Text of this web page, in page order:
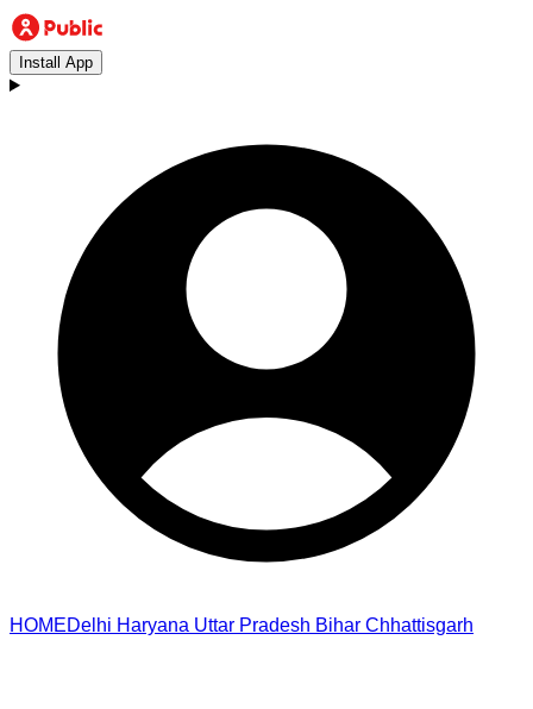
Install App
HOMEDelhi Haryana Uttar Pradesh Bihar Chhattisgarh